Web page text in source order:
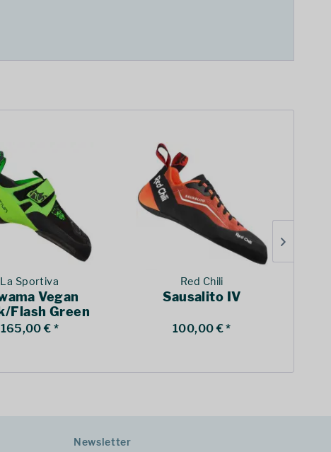
La Sportiva
Vegan
Flash Green
165,00 € *
Red Chili
Sausalito IV
100,00 € *
Newsletter